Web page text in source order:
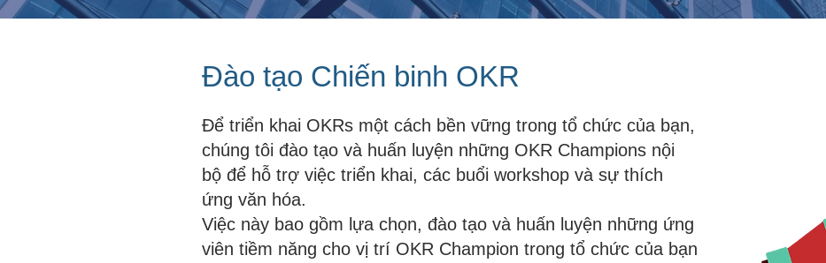
Đào tạo Chiến binh OKR
Để triển khai OKRs một cách bền vững trong tổ chức của bạn,
chúng tôi đào tạo và huấn luyện những OKR Champions nội
bộ để hỗ trợ việc triển khai, các buổi workshop và sự thích
ứng văn hóa.
Việc này bao gồm lựa chọn, đào tạo và huấn luyện những ứng
viên tiềm năng cho vị trí OKR Champion trong tổ chức của bạn